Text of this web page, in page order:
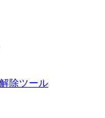
除ツール